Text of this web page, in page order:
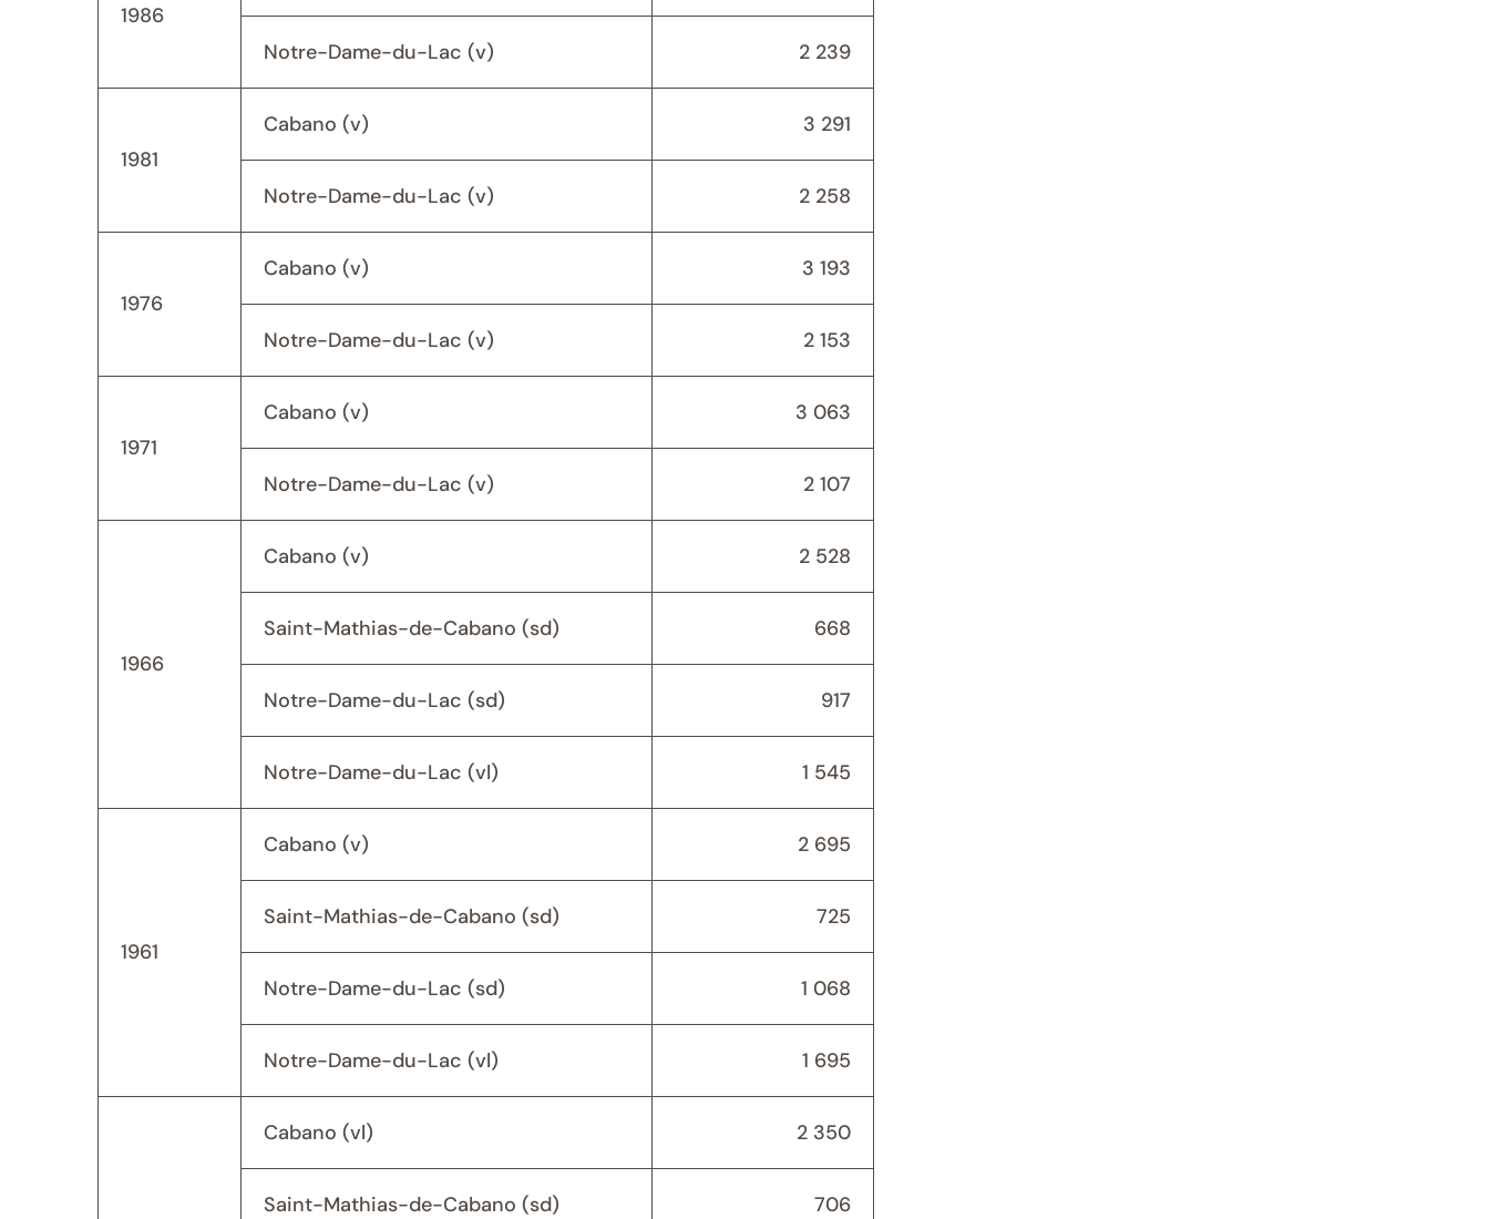
1986
Notre-Dame-du-Lac (v) 2 239
1981
Cabano (v) 3 291
Notre-Dame-du-Lac (v) 2 258
1976
Cabano (v) 3 193
Notre-Dame-du-Lac (v) 2 153
1971
Cabano (v) 3 063
Notre-Dame-du-Lac (v) 2 107
1966
Cabano (v) 2 528
Saint-Mathias-de-Cabano (sd) 668
Notre-Dame-du-Lac (sd) 917
Notre-Dame-du-Lac (vl) 1 545
1961
Cabano (v) 2 695
Saint-Mathias-de-Cabano (sd) 725
Notre-Dame-du-Lac (sd) 1 068
Notre-Dame-du-Lac (vl) 1 695
Cabano (vl) 2 350
Saint-Mathias-de-Cabano (sd) 706